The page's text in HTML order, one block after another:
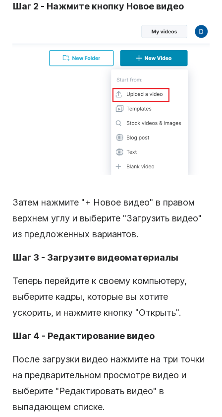
Шаг 2 - Нажмите кнопку Новое видео
Затем нажмите "+ Новое видео" в правом
верхнем углу и выберите "Загрузить видео"
из предложенных вариантов.
Шаг 3 - Загрузите видеоматериалы
Теперь перейдите к своему компьютеру,
выберите кадры, которые вы хотите
ускорить, и нажмите кнопку "Открыть".
Шаг 4 - Редактирование видео
После загрузки видео нажмите на три точки
на предварительном просмотре видео и
выберите "Редактировать видео" в
выпадающем списке.